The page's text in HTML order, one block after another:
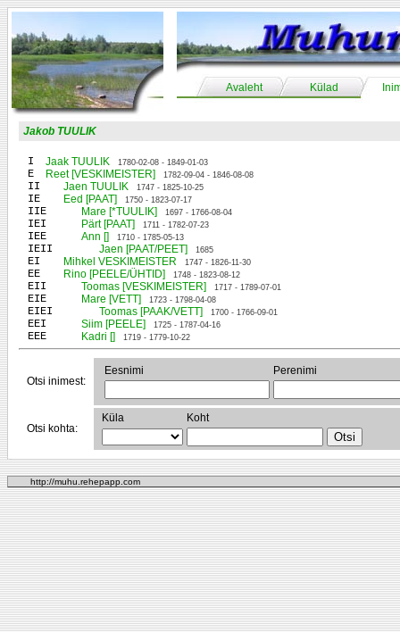
Avaleht Külad
Jakob TUULIK
I Jaak TUULIK 1780-02-08 - 1849-01-03
E Reet [VESKIMEISTER] 1782-09-04 - 1846-08-08
II Jaen TUULIK 1747 - 1825-10-25
IE Eed [PAAT] 1750 - 1823-07-17
IIE Mare [*TUULIK] 1697 - 1766-08-04
IEI Pärt [PAAT] 1711 - 1782-07-23
IEE Ann [] 1710 - 1785-05-13
IEII Jaen [PAAT/PEET] 1685
EI Mihkel VESKIMEISTER 1747 - 1826-11-30
EE Rino [PEELE/ÜHTID] 1748 - 1823-08-12
EII Toomas [VESKIMEISTER] 1717 - 1789-07-01
EIE Mare [VETT] 1723 - 1798-04-08
EIEI Toomas [PAAK/VETT] 1700 - 1766-09-01
EEI Siim [PEELE] 1725 - 1787-04-16
EEE Kadri [] 1719 - 1779-10-22
Otsi inimest:
Eesnimi Perenimi
Otsi kohta:
Küla Koht
http://muhu.rehepapp.com